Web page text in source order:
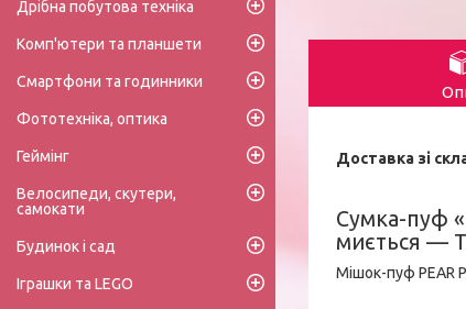
Доставка зі
Сумка-пуф
миється —
Мішок-пуф PEAR
Дрібна побутова техніка
Комп'ютери та планшети
Смартфони та годинники
Фототехніка, оптика
Геймінг
Велосипеди, скутери,
самокати
Будинок і сад
Іграшки та LEGO